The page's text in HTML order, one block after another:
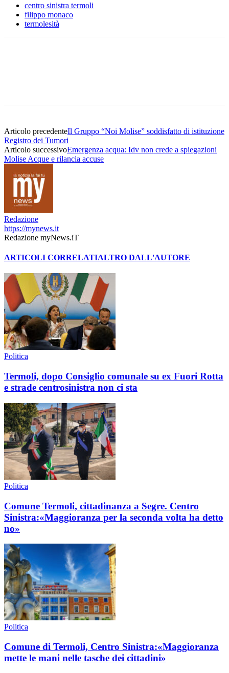
centro sinistra termoli
filippo monaco
termolesità
Articolo precedenteIl Gruppo “Noi Molise” soddisfatto di istituzione
Registro dei Tumori
Articolo successivoEmergenza acqua: Idv non crede a spiegazioni
Molise Acque e rilancia accuse
Redazione
https://mynews.it
Redazione myNews.iT
ARTICOLI CORRELATIALTRO DALL'AUTORE
Politica
Termoli, dopo Consiglio comunale su ex Fuori Rotta
e strade centrosinistra non ci sta
Politica
Comune Termoli, cittadinanza a Segre. Centro
Sinistra:«Maggioranza per la seconda volta ha detto
no»
Politica
Comune di Termoli, Centro Sinistra:«Maggioranza
mette le mani nelle tasche dei cittadini»